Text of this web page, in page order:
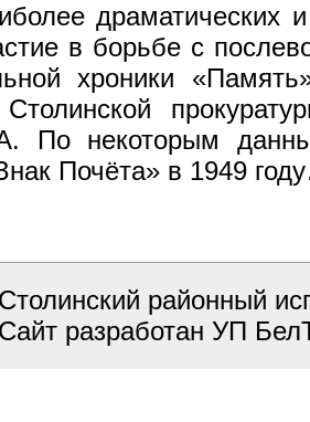
драматических
в борьбе с
хроники
Столинской
некоторым
Почёта» в 1949
Столинский районный
Сайт разработан УП